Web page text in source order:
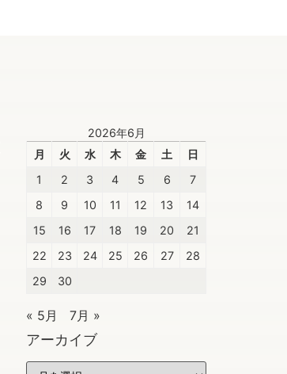
2026年6月
月
火 水 木 金 土
日
1
2 3 4 5 6
7
8
9 10 11 12 13
14
15
16 17 18 19 20
21
22
23 24 25 26 27
28
29
30
« 5月 7月 »
アーカイブ